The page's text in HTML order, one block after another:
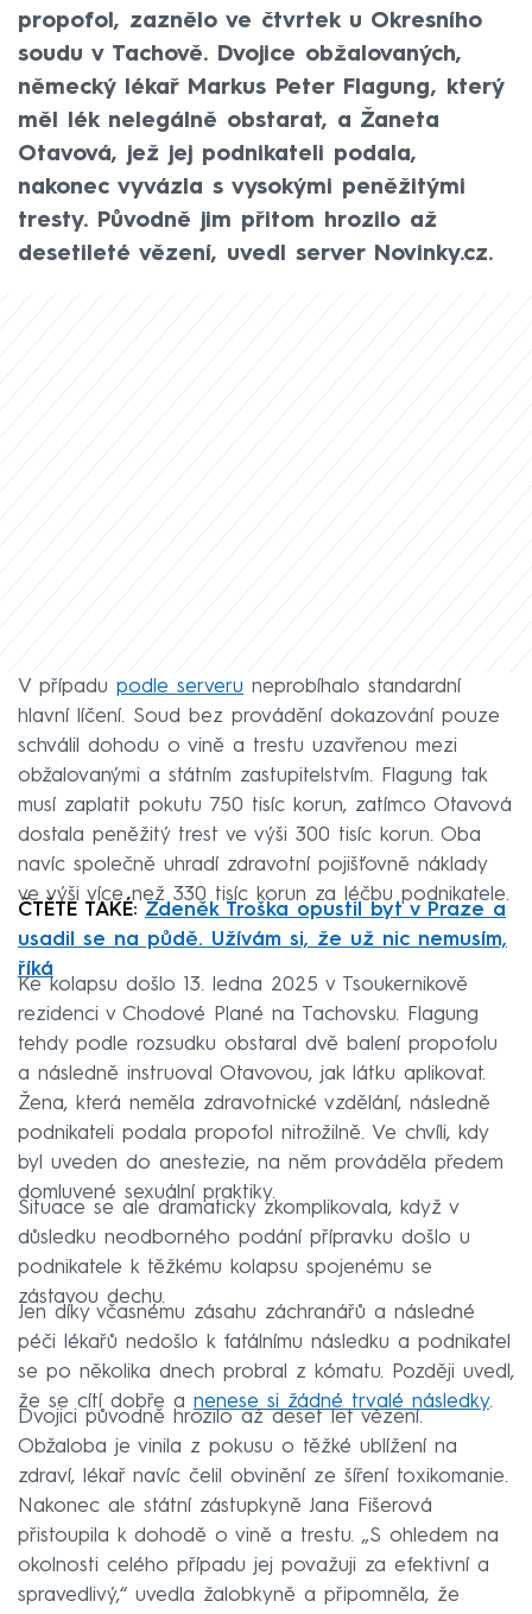
propofol, zaznělo ve čtvrtek u Okresního
soudu v Tachově. Dvojice obžalovaných,
německý lékař Markus Peter Flagung, který
měl lék nelegálně obstarat, a Žaneta
Otavová, jež jej podnikateli podala,
nakonec vyvázla s vysokými peněžitými
tresty. Původně jim přitom hrozilo až
desetileté vězení, uvedl server Novinky.cz.
V případu podle serveru neprobíhalo standardní
hlavní líčení. Soud bez provádění dokazování pouze
schválil dohodu o vině a trestu uzavřenou mezi
obžalovanými a státním zastupitelstvím. Flagung tak
musí zaplatit pokutu 750 tisíc korun, zatímco Otavová
dostala peněžitý trest ve výši 300 tisíc korun. Oba
navíc společně uhradí zdravotní pojišťovně náklady
ve výši více než 330 tisíc korun za léčbu podnikatele.
ČTĚTE TAKÉ: Zdeněk Troška opustil byt v Praze a
usadil se na půdě. Užívám si, že už nic nemusím,
říká
Ke kolapsu došlo 13. ledna 2025 v Tsoukernikově
rezidenci v Chodové Plané na Tachovsku. Flagung
tehdy podle rozsudku obstaral dvě balení propofolu
a následně instruoval Otavovou, jak látku aplikovat.
Žena, která neměla zdravotnické vzdělání, následně
podnikateli podala propofol nitrožilně. Ve chvíli, kdy
byl uveden do anestezie, na něm prováděla předem
domluvené sexuální praktiky.
Situace se ale dramaticky zkomplikovala, když v
důsledku neodborného podání přípravku došlo u
podnikatele k těžkému kolapsu spojenému se
zástavou dechu.
Jen díky včasnému zásahu záchranářů a následné
péči lékařů nedošlo k fatálnímu následku a podnikatel
se po několika dnech probral z kómatu. Později uvedl,
že se cítí dobře a nenese si žádné trvalé následky.
Dvojici původně hrozilo až deset let vězení.
Obžaloba je vinila z pokusu o těžké ublížení na
zdraví, lékař navíc čelil obvinění ze šíření toxikomanie.
Nakonec ale státní zástupkyně Jana Fišerová
přistoupila k dohodě o vině a trestu. „S ohledem na
okolnosti celého případu jej považuji za efektivní a
spravedlivý,“ uvedla žalobkyně a připomněla, že